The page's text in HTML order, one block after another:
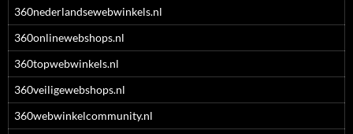
360nederlandsewebwinkels.nl
360onlinewebshops.nl
360topwebwinkels.nl
360veiligewebshops.nl
360webwinkelcommunity.nl